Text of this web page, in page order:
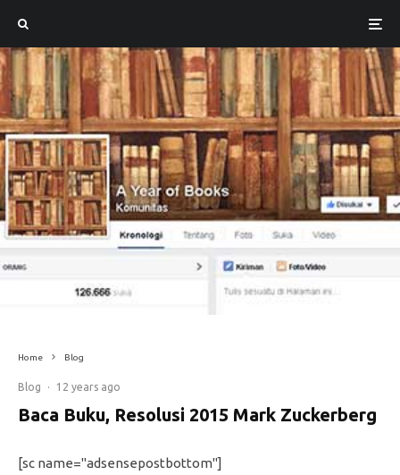
Home Blog
Blog · 12 years ago
Baca Buku, Resolusi 2015 Mark Zuckerberg
[sc name="adsensepostbottom"]